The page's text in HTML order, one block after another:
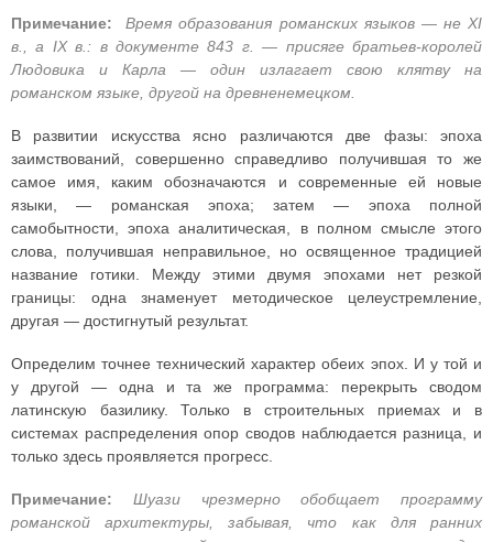
Примечание:
Время образования романских языков — не XI
в., а IX в.: в документе 843 г. — присяге братьев-королей
Людовика и Карла — один излагает свою клятву на
романском языке, другой на древненемецком.
В развитии искусства ясно различаются две фазы: эпоха
заимствований, совершенно справедливо получившая то же
самое имя, каким обозначаются и современные ей новые
языки, — романская эпоха; затем — эпоха полной
самобытности, эпоха аналитическая, в полном смысле этого
слова, получившая неправильное, но освященное традицией
название готики. Между этими двумя эпохами нет резкой
границы: одна знаменует методическое целеустремление,
другая — достигнутый результат.
Определим точнее технический характер обеих эпох. И у той и
у другой — одна и та же программа: перекрыть сводом
латинскую базилику. Только в строительных приемах и в
системах распределения опор сводов наблюдается разница, и
только здесь проявляется прогресс.
Примечание:
Шуази чрезмерно обобщает программу
романской архитектуры, забывая, что как для ранних